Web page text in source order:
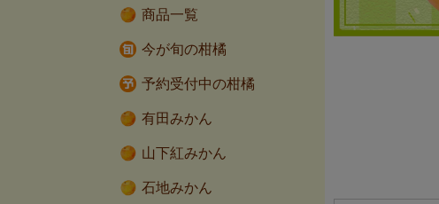
商品一覧
今が旬の柑橘
予約受付中の柑橘
有田みかん
山下紅みかん
石地みかん